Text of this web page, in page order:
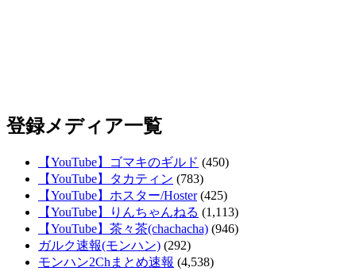
登録メディア一覧
【YouTube】ゴマキのギルド (450)
【YouTube】タカティン (783)
【YouTube】ホスター/Hoster(425)
【YouTube】りんちゃんねる (1,113)
【YouTube】茶々茶(chachacha) (946)
ガルク速報(モンハン) (292)
モンハン2Chまとめ速報 (4,538)